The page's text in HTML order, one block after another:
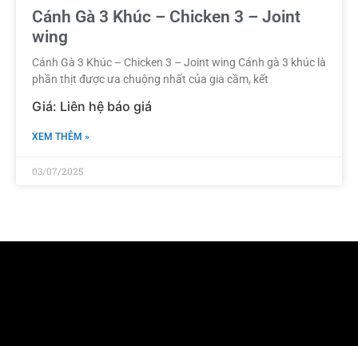
Cánh Gà 3 Khúc – Chicken 3 – Joint
wing
Cánh Gà 3 Khúc – Chicken 3 – Joint wing Cánh gà 3 khúc là
phần thịt được ưa chuộng nhất của gia cầm, kết
XEM THÊM »
03/07/2025